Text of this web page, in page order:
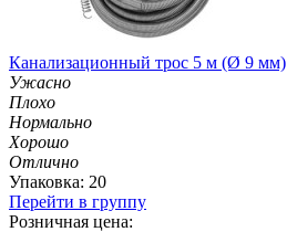
Канализационный трос 5 м (Ø 9 мм)
Ужасно
Плохо
Нормально
Хорошо
Отлично
Упаковка: 20
Перейти в группу
Розничная цена: